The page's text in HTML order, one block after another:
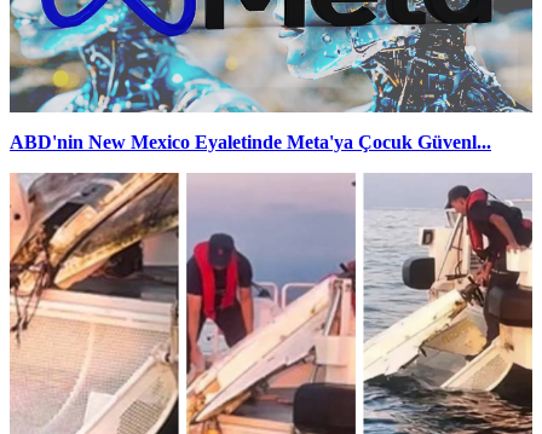
ABD'nin New Mexico Eyaletinde Meta'ya Çocuk Güvenl...